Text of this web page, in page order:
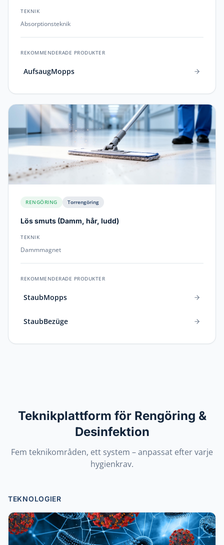
TEKNIK
Absorptionsteknik
REKOMMENDERADE PRODUKTER
AufsaugMopps
RENGÖRING Torrengöring
Lös smuts (Damm, hår, ludd)
TEKNIK
Dammmagnet
REKOMMENDERADE PRODUKTER
StaubMopps
StaubBezüge
Teknikplattform för Rengöring &
Desinfektion
Fem teknikområden, ett system – anpassat efter varje
hygienkrav.
TEKNOLOGIER